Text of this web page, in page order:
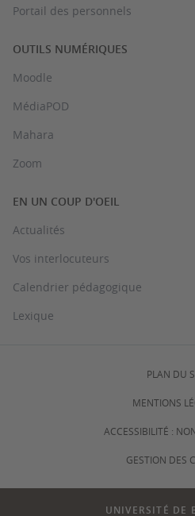
Portail des personnels
OUTILS NUMÉRIQUES
Moodle
MédiaPOD
Mahara
Zoom
EN UN COUP D'OEIL
Actualités
Vos interlocuteurs
Calendrier pédagogique
Lexique
PLAN DU
MENTIONS
ACCESSIBILITÉ :
GESTION DES
UNIVERSITÉ DE